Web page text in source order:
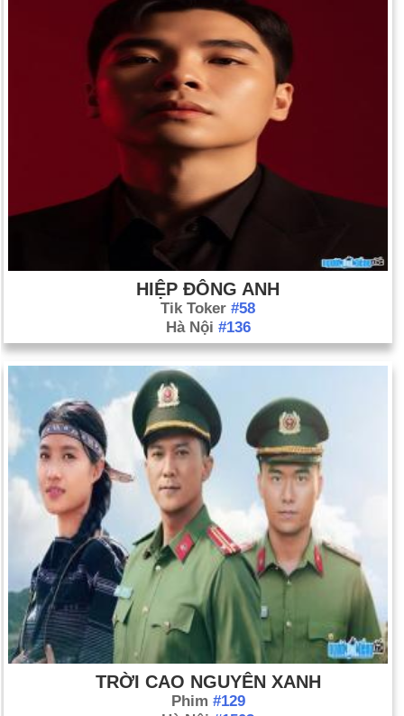
HIỆP ĐÔNG ANH
Tik Toker #58
Hà Nội #136
TRỜI CAO NGUYÊN XANH
Phim #129